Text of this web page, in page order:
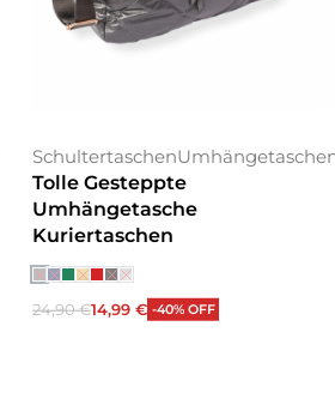
Schultertaschen
Tolle Gesteppte
Umhängetasche
Kuriertaschen
24,90€14,99 € -40% OFF